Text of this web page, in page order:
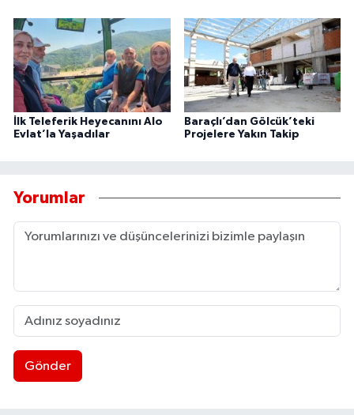
İlk Teleferik Heyecanını Alo
Evlat’la Yaşadılar
Baraçlı’dan Gölcük’teki
Projelere Yakın Takip
Yorumlar
Gönder